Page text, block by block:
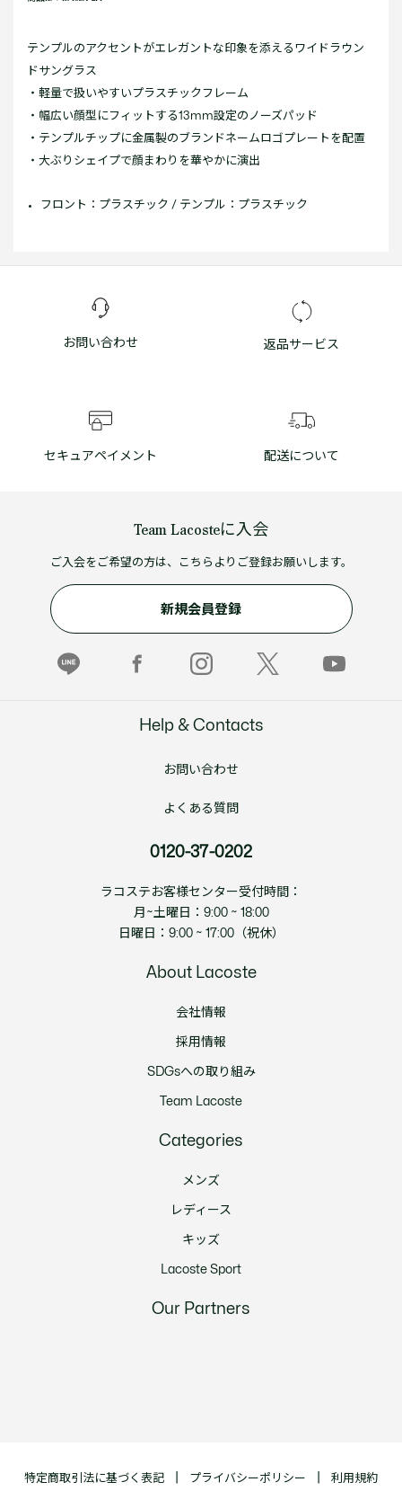
テンプルのアクセントがエレガントな印象を添えるワイドラウン
ドサングラス
・軽量で扱いやすいプラスチックフレーム
・幅広い顔型にフィットする13mm設定のノーズパッド
・テンプルチップに金属製のブランドネームロゴプレートを配置
・大ぶりシェイプで顔まわりを華やかに演出
フロント：プラスチック / テンプル：プラスチック
お問い合わせ 返品サービス
セキュアペイメント 配送について
Team Lacosteに入会
ご入会をご希望の方は、こちらよりご登録お願いします。
新規会員登録
Help & Contacts
お問い合わせ
よくある質問
0120-37-0202
ラコステお客様センター受付時間：
月~土曜日：9:00 ~ 18:00
日曜日：9:00 ~ 17:00（祝休）
About Lacoste
会社情報
採用情報
SDGsへの取り組み
Team Lacoste
Categories
メンズ
レディース
キッズ
Lacoste Sport
Our Partners
特定商取引法に基づく表記 プライバシーポリシー 利用規約